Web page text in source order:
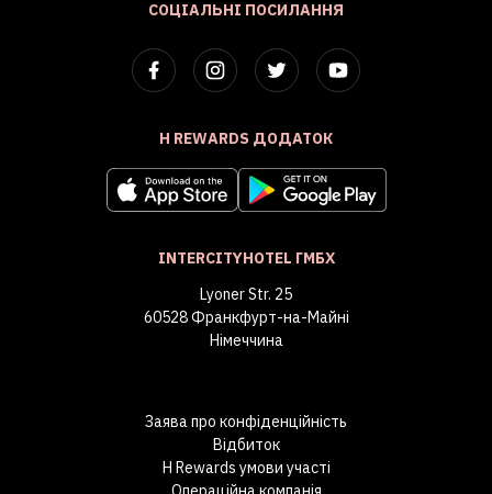
СОЦІАЛЬНІ ПОСИЛАННЯ
H REWARDS ДОДАТОК
INTERCITYHOTEL ГМБХ
Lyoner Str. 25
60528 Франкфурт-на-Майні
Німеччина
Заява про конфіденційність
Відбиток
H Rewards умови участі